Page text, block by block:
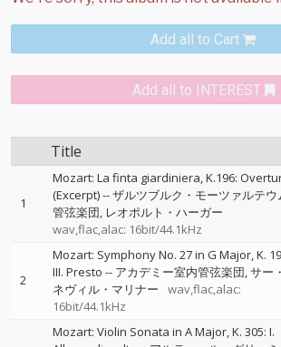
Add all to Cart
Add all to INTEREST
Title
1
Mozart: La finta giardiniera, K.196:
(Excerpt)--ザルツブルク・モーツァルテウ
管弦楽団 レオポルト・ハーガー
wav,flac,alac: 16bit/44.1kHz
2
Mozart: Symphony No. 27 in G Major, K.
III. Presto -- アカデミー室内管弦楽団 サー・
ネヴィル・マリナー
wav,flac,alac:
16bit/44.1kHz
Mozart: Violin Sonata in A Major, K. 305: I.